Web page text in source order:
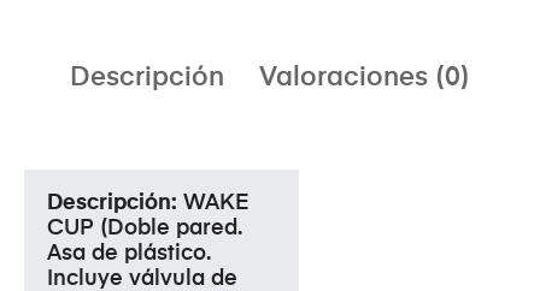
Descripción Valoraciones (0)
Descripción: WAKE
CUP (Doble pared.
Asa de plástico.
Incluye válvula de